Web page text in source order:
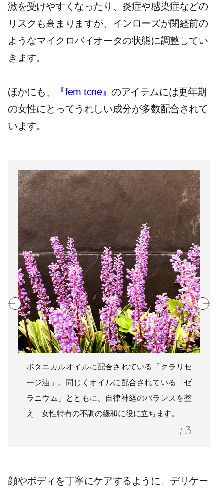
激を受けやすくなったり、炎症や感染症などの
リスクも高まりますが、インローズが閉経前の
ようなマイクロバイオータの状態に調整してい
きます。
ほかにも、 『fem tone』 のアイテムには更年期
の女性にとってうれしい成分が多数配合されて
います。
ボタニカルオイルに配合されている「クラリセ
ージ油」。同じくオイルに配合されている「ゼ
ラニウム」とともに、自律神経のバランスを整
え、女性特有の不調の緩和に役に立ちます。
1 / 3
顔やボディを丁寧にケアするように、デリケー